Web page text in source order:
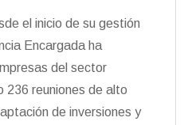
el inicio de su gestión
Encargada ha
del sector
236 reuniones de alto
de inversiones y